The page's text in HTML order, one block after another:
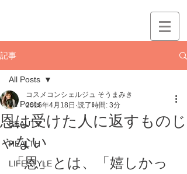
記事
All Posts
BEAUTY
HEALTH
LIFESTYLE
All Posts
恩は受けた人に返すものじ
ゃない
コスメコンシェルジュ そうまみき
2016年4月18日 読了時間: 3分
「恩」とは、「嬉しかっ